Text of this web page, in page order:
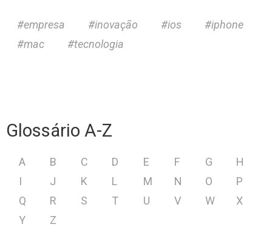
empresa inovação ios
iphone
mac
tecnologia
Glossário A-Z
A B C D E F G
H
I
J K L M N O
P
Q
R S T U V W
X
Y
Z